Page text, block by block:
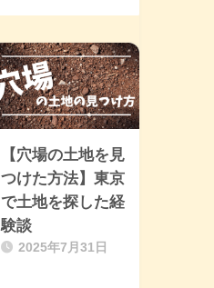
【穴場の土地を見
つけた方法】東京
で土地を探した経
験談
2025年7月31日